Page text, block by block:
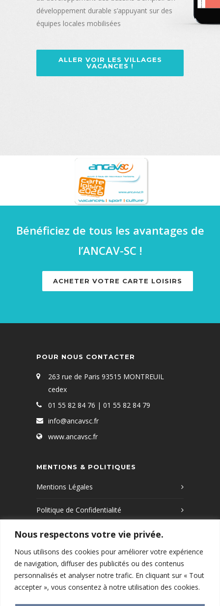
Nous respectons votre vie privée.
Nous utilisons des cookies pour améliorer votre expérience
de navigation, diffuser des publicités ou des contenus
personnalisés et analyser notre trafic. En cliquant sur « Tout
accepter », vous consentez à notre utilisation des cookies.
développement durable s’appuyant sur des
équipes locales mobilisées
ALLER VOIR LES VILLAGES
VACANCES !
Bénéficiez de tous les avantages de
l’ANCAV-SC !
ACHETER VOTRE CARTE LOISIRS
POUR NOUS CONTACTER
263 rue de Paris 93515 MONTREUIL
cedex
01 55 82 84 76 | 01 55 82 84 79
info@ancavsc.fr
www.ancavsc.fr
MENTIONS & POLITIQUES
Mentions Légales
Politique de Confidentialité
Politique de Cookies
Que recherchez-vous ?
RECHERCHER